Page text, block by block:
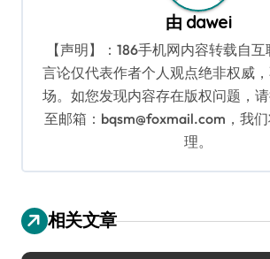
由 dawei
【声明】：186手机网内容转载自
言论仅代表作者个人观点绝非权威
场。如您发现内容存在版权问题，
至邮箱：bqsm@foxmail.com，我
理。
相关文章